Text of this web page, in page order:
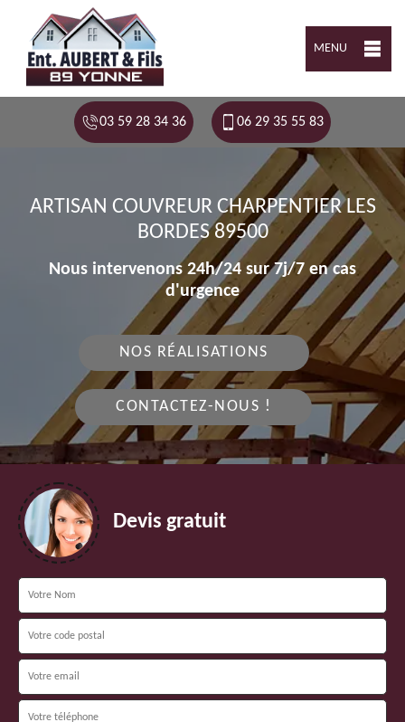
MENU
03 59 28 34 36 06 29 35 55 83
ARTISAN COUVREUR CHARPENTIER LES
BORDES 89500
Nous intervenons 24h/24 sur 7j/7 en cas
d'urgence
NOS RÉALISATIONS
CONTACTEZ-NOUS !
Devis gratuit